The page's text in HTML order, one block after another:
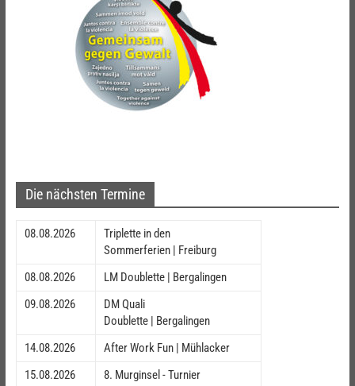
Die nächsten Termine
08.08.2026
Triplette in den
Sommerferien | Freiburg
08.08.2026
LM Doublette | Bergalingen
09.08.2026
DM Quali
Doublette | Bergalingen
14.08.2026
After Work Fun | Mühlacker
15.08.2026
8. Murginsel - Turnier